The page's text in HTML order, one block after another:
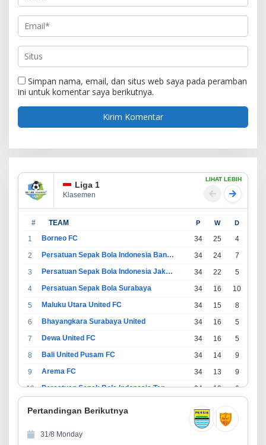
Simpan nama, email, dan situs web saya pada peramban
ini untuk komentar saya berikutnya.
Liga 1
Klasemen
LIHAT LEBIH
# TEAM P W D
1 Borneo FC 34 25 4
2
Persatuan Sepak Bola Indonesia Bandung 34 24 7
3
Persatuan Sepak Bola Indonesia Jakarta 34 22 5
4
Persatuan Sepak Bola Surabaya 34 16 10
5
Maluku Utara United FC 34 15 8
6
Bhayangkara Surabaya United 34 16 5
7
Dewa United FC 34 16 5
8
Bali United Pusam FC 34 14 9
9
Arema FC 34 13 9
10
Persatuan Sepak Bola Indonesia Tangerang 34 13 6
34 11
13
Pertandingan Berikutnya
31/8 Monday